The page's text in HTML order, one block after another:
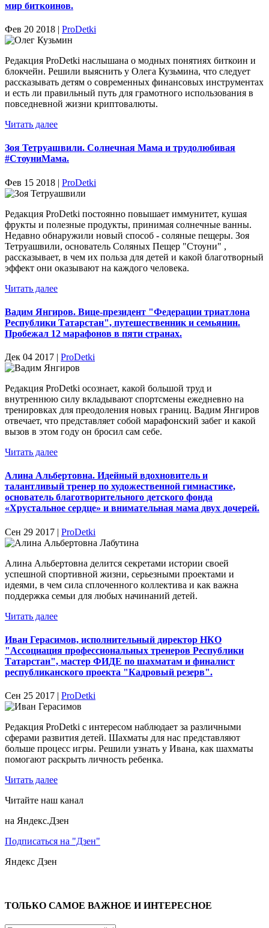
мир биткоинов.
Фев 20 2018 | ProDetki
Редакция ProDetki наслышана о модных понятиях биткоин и
блокчейн. Решили выяснить у Олега Кузьмина, что следует
рассказывать детям о современных финансовых инструментах
и есть ли правильный путь для грамотного использования в
повседневной жизни криптовалюты.
Читать далее
Зоя Тетруашвили. Солнечная Мама и трудолюбивая
#СтоуниМама.
Фев 15 2018 | ProDetki
Редакция ProDetki постоянно повышает иммунитет, кушая
фрукты и полезные продукты, принимая солнечные ванны.
Недавно обнаружили новый способ - соляные пещеры. Зоя
Тетруашвили, основатель Соляных Пещер "Стоуни" ,
рассказывает, в чем их польза для детей и какой благотворный
эффект они оказывают на каждого человека.
Читать далее
Вадим Янгиров. Вице-президент "Федерации триатлона
Республики Татарстан", путешественник и семьянин.
Пробежал 12 марафонов в пяти странах.
Дек 04 2017 | ProDetki
Редакция ProDetki осознает, какой большой труд и
внутреннюю силу вкладывают спортсмены ежедневно на
тренировках для преодоления новых границ. Вадим Янгиров
отвечает, что представляет собой марафонский забег и какой
вызов в этом году он бросил сам себе.
Читать далее
Алина Альбертовна. Идейный вдохновитель и
талантливый тренер по художественной гимнастике,
основатель благотворительного детского фонда
«Хрустальное сердце» и внимательная мама двух дочерей.
Сен 29 2017 | ProDetki
Алина Альбертовна делится секретами истории своей
успешной спортивной жизни, серьезными проектами и
идеями, в чем сила сплоченного коллектива и как важна
поддержка семьи для любых начинаний детей.
Читать далее
Иван Герасимов, исполнительный директор НКО
"Ассоциация профессиональных тренеров Республики
Татарстан", мастер ФИДЕ по шахматам и финалист
республиканского проекта "Кадровый резерв".
Сен 25 2017 | ProDetki
Редакция ProDetki с интересом наблюдает за различными
сферами развития детей. Шахматы для нас представляют
больше процесс игры. Решили узнать у Ивана, как шахматы
помогают раскрыть личность ребенка.
Читать далее
Читайте наш канал
на Яндекс.Дзен
Подписаться на "Дзен"
Яндекс Дзен
ТОЛЬКО САМОЕ ВАЖНОЕ И ИНТЕРЕСНОЕ